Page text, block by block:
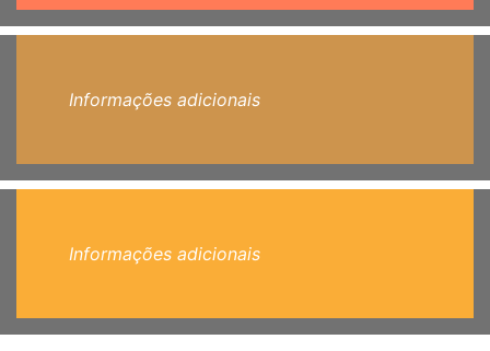
Informações adicionais
Informações adicionais